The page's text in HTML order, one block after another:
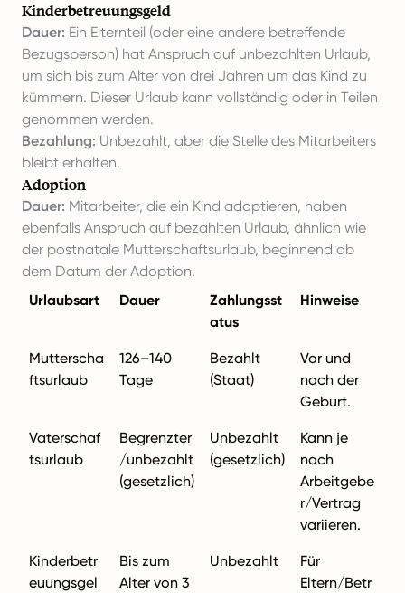
Kinderbetreuungsgeld
Dauer: Ein Elternteil (oder eine andere betreffende
Bezugsperson) hat Anspruch auf unbezahlten Urlaub,
um sich bis zum Alter von drei Jahren um das Kind zu
kümmern. Dieser Urlaub kann vollständig oder in Teilen
genommen werden.
Bezahlung: Unbezahlt, aber die Stelle des Mitarbeiters
bleibt erhalten.
Adoption
Dauer: Mitarbeiter, die ein Kind adoptieren, haben
ebenfalls Anspruch auf bezahlten Urlaub, ähnlich wie
der postnatale Mutterschaftsurlaub, beginnend ab
dem Datum der Adoption.
Urlaubsart
Dauer
Zahlungsst
atus
Hinweise
Mutterscha
ftsurlaub
126–140
Tage
Bezahlt
(Staat)
Vor und
nach der
Geburt.
Vaterschaf
tsurlaub
Begrenzter
/unbezahlt
(gesetzlich)
Unbezahlt
(gesetzlich)
Kann je
nach
Arbeitgebe
r/Vertrag
variieren.
Kinderbetr
euungsgel
Bis zum
Alter von 3
Unbezahlt
Für
Eltern/Betr